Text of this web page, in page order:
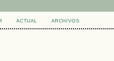
ACTUAL ARCHIVOS